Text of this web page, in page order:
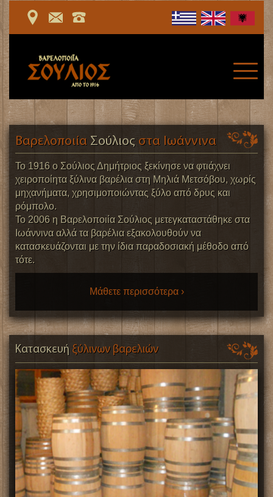
Βαρελοποιία Σούλιος στα Ιωάννινα
Το 1916 ο Σούλιος Δημήτριος ξεκίνησε να φτιάχνει
χειροποίητα ξύλινα βαρέλια στη Μηλιά Μετσόβου, χωρίς
μηχανήματα, χρησιμοποιώντας ξύλο από δρυς και
ρόμπολο.
Το 2006 η Βαρελοποιία Σούλιος μετεγκαταστάθηκε στα
Ιωάννινα αλλά τα βαρέλια εξακολουθούν να
κατασκευάζονται με την ίδια παραδοσιακή μέθοδο από
τότε.
Μάθετε περισσότερα ›
Κατασκευή ξύλινων βαρελιών